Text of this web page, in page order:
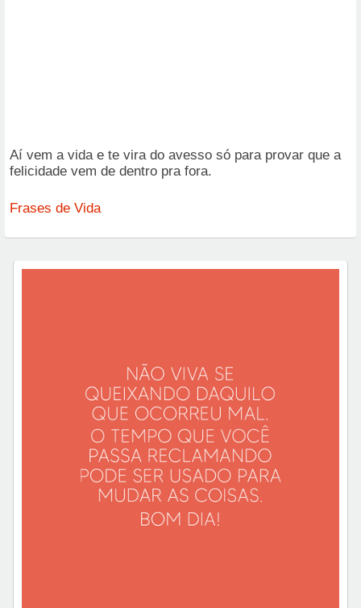
Aí vem a vida e te vira do avesso só para provar que a
felicidade vem de dentro pra fora.
Frases de Vida